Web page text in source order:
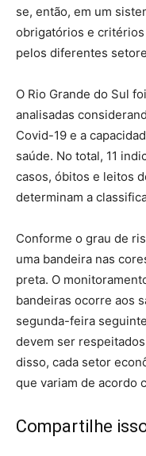
se, então, em um
obrigatórios e
pelos diferentes
O Rio Grande do Sul
analisadas
Covid-19 e a
saúde. No total, 11
casos, óbitos e leitos
determinam a
Conforme o grau de
uma bandeira nas
preta. O
bandeiras ocorre aos
segunda-feira
devem ser
disso, cada setor
que variam de acordo
Compartilhe